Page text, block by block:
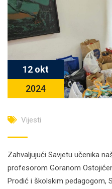
12 okt
2024
Vijesti
Zahvaljujući Savjetu učenika
profesorom Goranom
Prodić i školskim pedagogom,